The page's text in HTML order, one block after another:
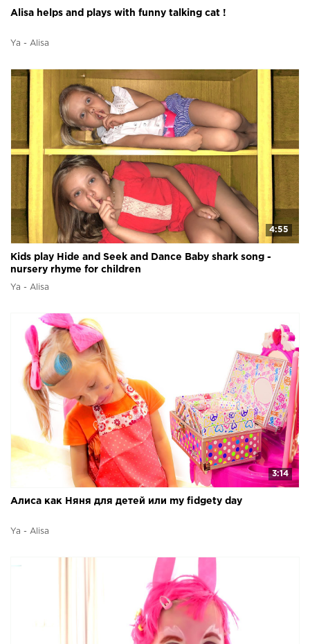
Alisa helps and plays with funny talking cat !
Ya - Alisa
4:55
Kids play Hide and Seek and Dance Baby shark song -
nursery rhyme for children
Ya - Alisa
3:14
Алиса как Няня для детей или my fidgety day
Ya - Alisa